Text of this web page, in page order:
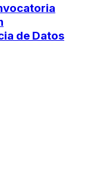
de Datos